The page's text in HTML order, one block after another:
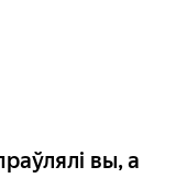
вы, а